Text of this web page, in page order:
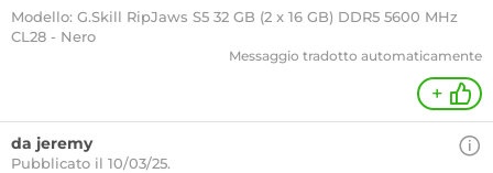
Modello: G.Skill RipJaws S5 32 GB (2 x 16 GB) DDR5 5600 MHz
CL28 - Nero
Messaggio tradotto automaticamente
+
da jeremy
Pubblicato il 10/03/25.